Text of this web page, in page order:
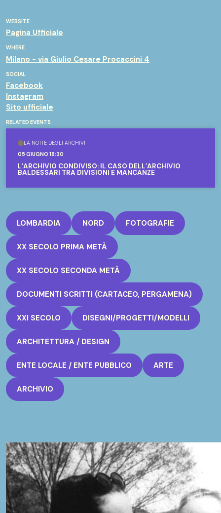
WEBSITE
Pagina Ufficiale
WHERE
Milano - via Giulio Cesare Procaccini 4
SOCIAL
Facebook
Instagram
Sito ufficiale
RELATED EVENTS
LA NOTTE DEGLI ARCHIVI
05 GIUGNO 18:30
L’ARCHIVIO CONDIVISO: IL CASO DELL’ARCHIVIO
BALDESSARI TRA DIVISIONI E MANCANZE
LOMBARDIA NORD FOTOGRAFIE
XX SECOLO PRIMA METÀ
XX SECOLO SECONDA METÀ
DOCUMENTI SCRITTI (CARTACEO, PERGAMENA)
XXI SECOLO DISEGNI/PROGETTI/MODELLI
ARCHITETTURA / DESIGN
ENTE LOCALE / ENTE PUBBLICO ARTE
ARCHIVIO